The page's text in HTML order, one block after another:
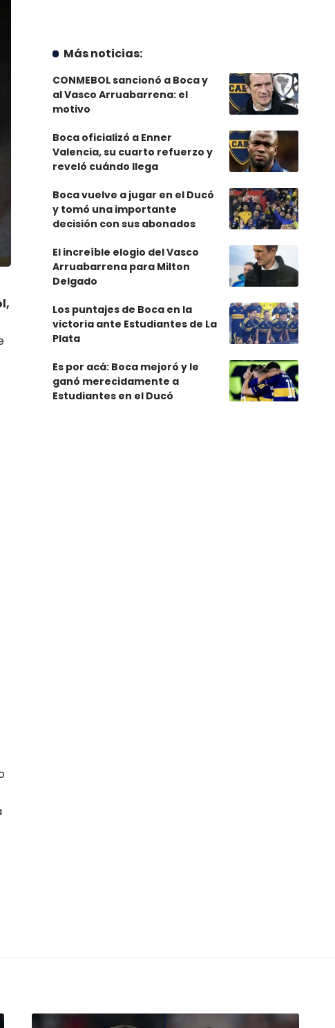
Más noticias:
CONMEBOL sancionó a Boca y
al Vasco Arruabarrena: el
motivo
Boca oficializó a Enner
Valencia, su cuarto refuerzo y
reveló cuándo llega
Boca vuelve a jugar en el Ducó
y tomó una importante
decisión con sus abonados
El increíble elogio del Vasco
Arruabarrena para Milton
Delgado
Los puntajes de Boca en la
victoria ante Estudiantes de La
Plata
Es por acá: Boca mejoró y le
ganó merecidamente a
Estudiantes en el Ducó